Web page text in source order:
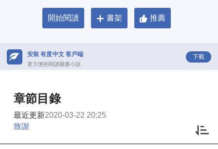
開始閱讀 書架 推薦
安裝 有度中文 客戶端
更方便的閱讀圖書小說
下載
章節目錄
最近更新2020-03-22 20:25
致謝